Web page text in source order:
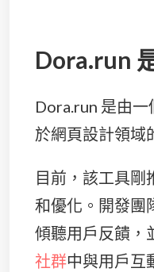
Dora.run
Dora.run 是由
於網頁設計領域
目前，該工具剛
和優化。開發團
傾聽用戶反饋，
社群中與用戶互